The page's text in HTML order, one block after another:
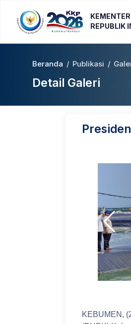
REPUBLIK
Beranda / Publikasi /
Detail Galeri
KEBUMEN,